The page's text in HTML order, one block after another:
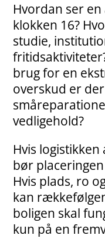
Hvordan ser
klokken 16?
studie,
brug for en
overskud er
vedligehold?
Hvis
bør
Hvis plads, ro
kan
boligen skal
kun på en